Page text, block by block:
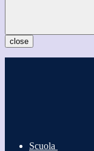
close
Scuola